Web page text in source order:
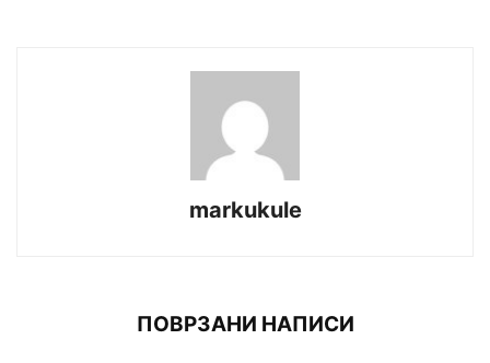
markukule
ПОВРЗАНИ НАПИСИ